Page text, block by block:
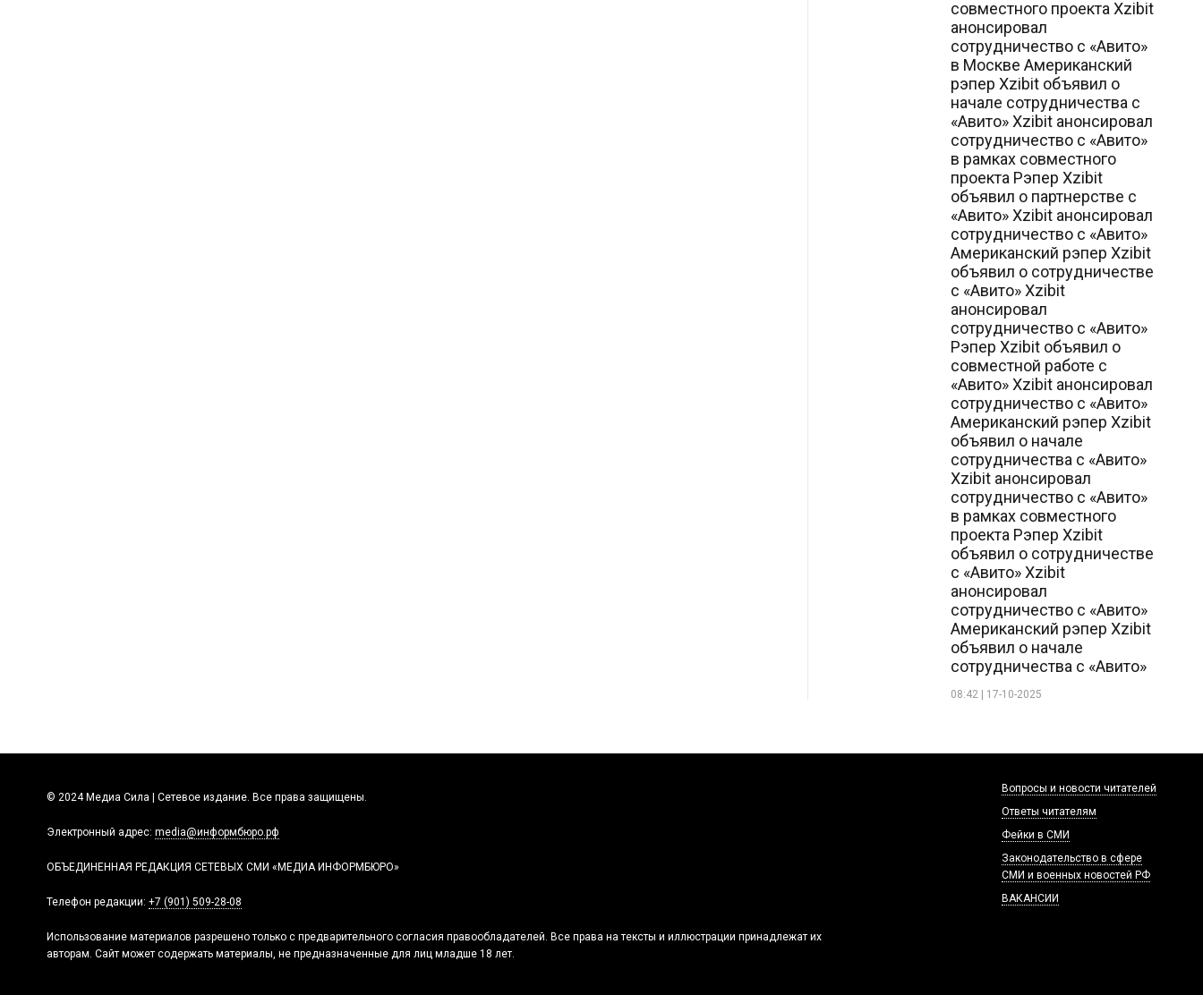
совместного проекта Xzibit
анонсировал
сотрудничество с «Авито»
в Москве Американский
рэпер Xzibit объявил о
начале сотрудничества с
«Авито» Xzibit анонсировал
сотрудничество с «Авито»
в рамках совместного
проекта Рэпер Xzibit
объявил о партнерстве с
«Авито» Xzibit анонсировал
сотрудничество с «Авито»
Американский рэпер Xzibit
объявил о сотрудничестве
с «Авито» Xzibit
анонсировал
сотрудничество с «Авито»
Рэпер Xzibit объявил о
совместной работе с
«Авито» Xzibit анонсировал
сотрудничество с «Авито»
Американский рэпер Xzibit
объявил о начале
сотрудничества с «Авито»
Xzibit анонсировал
сотрудничество с «Авито»
в рамках совместного
проекта Рэпер Xzibit
объявил о сотрудничестве
с «Авито» Xzibit
анонсировал
сотрудничество с «Авито»
Американский рэпер Xzibit
объявил о начале
сотрудничества с «Авито»
08:42 | 17-10-2025
© 2024 Медиа Сила | Сетевое издание. Все права защищены.
Электронный адрес: media@информбюро.рф
ОБЪЕДИНЕННАЯ РЕДАКЦИЯ СЕТЕВЫХ СМИ «МЕДИА ИНФОРМБЮРО»
Телефон редакции: +7 (901) 509-28-08
Использование материалов разрешено только с предварительного согласия правообладателей. Все права на тексты и иллюстрации принадлежат их
авторам. Сайт может содержать материалы, не предназначенные для лиц младше 18 лет.
Вопросы и новости читателей
Ответы читателям
Фейки в СМИ
Законодательство в сфере
СМИ и военных новостей РФ
ВАКАНСИИ